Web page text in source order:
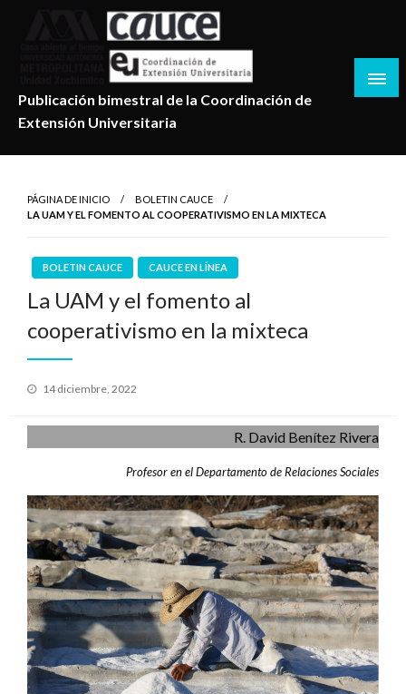
Publicación bimestral de la Coordinación de
Extensión Universitaria
PÁGINA DE INICIO
BOLETIN CAUCE
LA UAM Y EL FOMENTO AL COOPERATIVISMO EN LA MIXTECA
BOLETIN CAUCE CAUCE EN LÍNEA
La UAM y el fomento al
cooperativismo en la mixteca
Publicado
14 diciembre, 2022
R. David Benítez Rivera
Profesor en el Departamento de Relaciones Sociales